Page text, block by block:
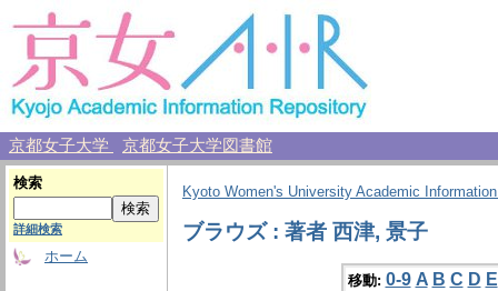
京都女子大学 京都女子大学図書館
検索
詳細検索
ホーム
Kyoto Women's University Academic
ブラウズ : 著者 西津, 景子
移動: 0-9 A B C D E